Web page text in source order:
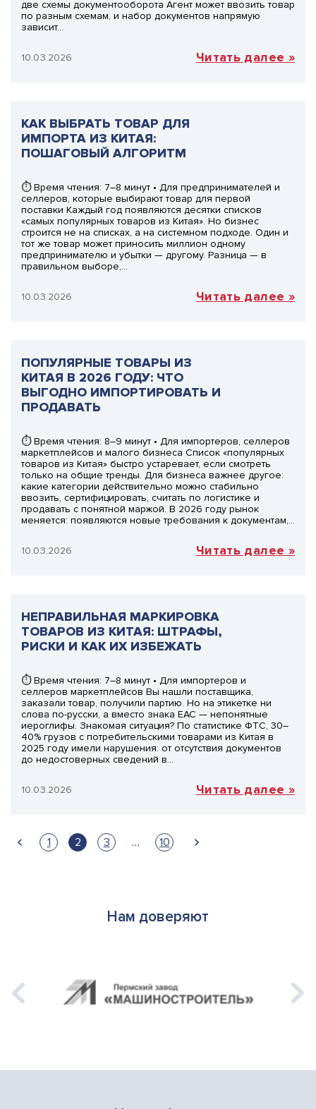
две схемы документооборота Агент может ввозить товар
по разным схемам, и набор документов напрямую
зависит…
10.03.2026 Читать далее »
КАК ВЫБРАТЬ ТОВАР ДЛЯ
ИМПОРТА ИЗ КИТАЯ:
ПОШАГОВЫЙ АЛГОРИТМ
⏱ Время чтения: 7–8 минут • Для предпринимателей и
селлеров, которые выбирают товар для первой
поставки Каждый год появляются десятки списков
«самых популярных товаров из Китая». Но бизнес
строится не на списках, а на системном подходе. Один и
тот же товар может приносить миллион одному
предпринимателю и убытки — другому. Разница — в
правильном выборе,…
10.03.2026 Читать далее »
ПОПУЛЯРНЫЕ ТОВАРЫ ИЗ
КИТАЯ В 2026 ГОДУ: ЧТО
ВЫГОДНО ИМПОРТИРОВАТЬ И
ПРОДАВАТЬ
⏱ Время чтения: 8–9 минут • Для импортеров, селлеров
маркетплейсов и малого бизнеса Список «популярных
товаров из Китая» быстро устаревает, если смотреть
только на общие тренды. Для бизнеса важнее другое:
какие категории действительно можно стабильно
ввозить, сертифицировать, считать по логистике и
продавать с понятной маржой. В 2026 году рынок
меняется: появляются новые требования к документам,…
10.03.2026 Читать далее »
НЕПРАВИЛЬНАЯ МАРКИРОВКА
ТОВАРОВ ИЗ КИТАЯ: ШТРАФЫ,
РИСКИ И КАК ИХ ИЗБЕЖАТЬ
⏱ Время чтения: 7–8 минут • Для импортеров и
селлеров маркетплейсов Вы нашли поставщика,
заказали товар, получили партию. Но на этикетке ни
слова по-русски, а вместо знака ЕАС — непонятные
иероглифы. Знакомая ситуация? По статистике ФТС, 30–
40% грузов с потребительскими товарами из Китая в
2025 году имели нарушения: от отсутствия документов
до недостоверных сведений в…
10.03.2026 Читать далее »
Навигация
1 2 3 … 10
Нам доверяют